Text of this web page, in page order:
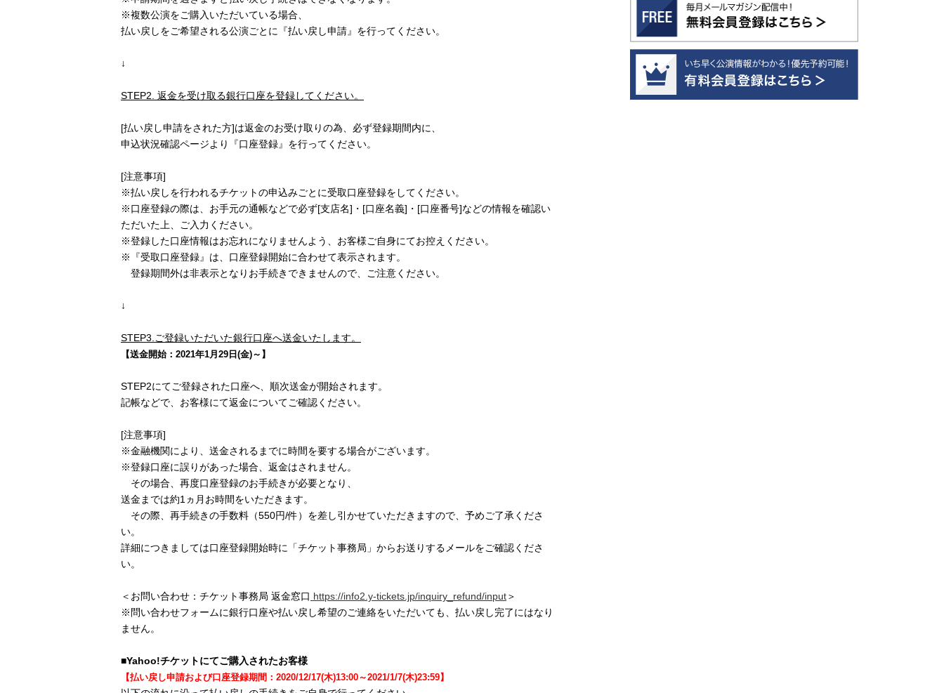
※複数公演をご購入いただいている場合、
払い戻しをご希望される公演ごとに『払い戻し申請』を行ってください。
↓
STEP2. 返金を受け取る銀行口座を登録してください。
[払い戻し申請をされた方]は返金のお受け取りの為、必ず登録期間内に、
申込状況確認ページより『口座登録』を行ってください。
[注意事項]
※払い戻しを行われるチケットの申込みごとに受取口座登録をしてください。
※口座登録の際は、お手元の通帳などで必ず[支店名]・[口座名義]・[口座番号]などの情報を確認い
ただいた上、ご入力ください。
※登録した口座情報はお忘れになりませんよう、お客様ご自身にてお控えください。
※『受取口座登録』は、口座登録開始に合わせて表示されます。
登録期間外は非表示となりお手続きできませんので、ご注意ください。
↓
STEP3. ご登録いただいた銀行口座へ送金いたします。
【送金開始：2021年1月29日(金)～】
STEP2にてご登録された口座へ、順次送金が開始されます。
記帳などで、お客様にて返金についてご確認ください。
[注意事項]
※金融機関により、送金されるまでに時間を要する場合がございます。
※登録口座に誤りがあった場合、返金はされません。
その場合、再度口座登録のお手続きが必要となり、
送金までは約1ヵ月お時間をいただきます。
その際、再手続きの手数料（550円/件）を差し引かせていただきますので、予めご了承くださ
い。
詳細につきましては口座登録開始時に「チケット事務局」からお送りするメールをご確認くださ
い。
＜お問い合わせ：チケット事務局 返金窓口 https://info2.y-tickets.jp/inquiry_refund/input＞
※問い合わせフォームに銀行口座や払い戻し希望のご連絡をいただいても、払い戻し完了にはなり
ません。
■Yahoo!チケットにてご購入されたお客様
【払い戻し申請および口座登録期間 ：2020/12/17(木)13:00～2021/1/7(木)23:59】